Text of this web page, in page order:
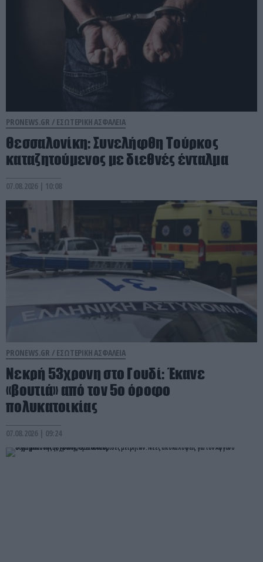
PRONEWS.GR / ΕΣΩΤΕΡΙΚΗ ΑΣΦΑΛΕΙΑ
Θεσσαλονίκη: Συνελήφθη Τούρκος
καταζητούμενος με διεθνές ένταλμα
07.08.2026 | 10:08
PRONEWS.GR / ΕΣΩΤΕΡΙΚΗ ΑΣΦΑΛΕΙΑ
Νεκρή 53χρονη στο Γουδί: Έκανε
«βουτιά» από τον 5ο όροφο
πολυκατοικίας
07.08.2026 | 09:24